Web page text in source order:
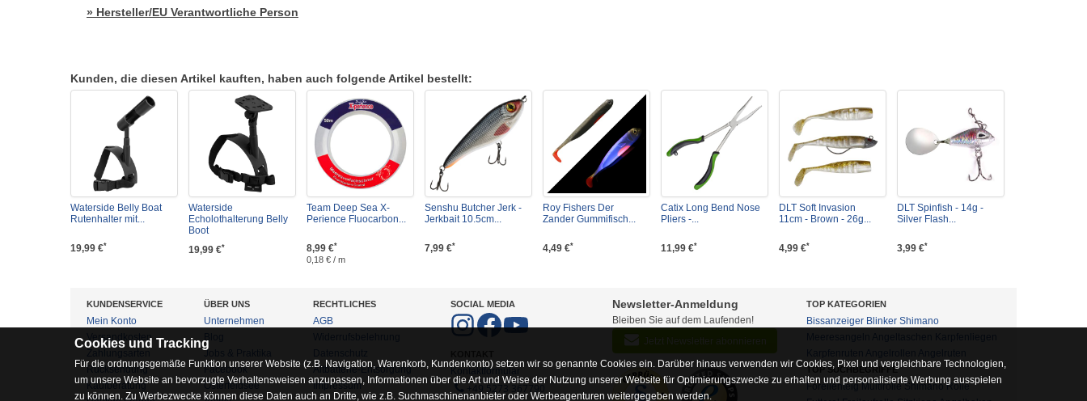
» Hersteller/EU Verantwortliche Person
Kunden, die diesen Artikel kauften, haben auch folgende Artikel bestellt:
Waterside Belly Boat
Rutenhalter mit...
19,99 €*
Waterside
Echolothalterung Belly
Boot
19,99 €*
Team Deep Sea X-
Perience Fluocarbon...
8,99 €*
0,18 € / m
Senshu Butcher Jerk -
Jerkbait 10.5cm...
7,99 €*
Roy Fishers Der
Zander Gummifisch...
4,49 €*
Catix Long Bend Nose
Pliers -...
11,99 €*
DLT Soft Invasion
11cm - Brown - 26g...
4,99 €*
DLT Spinfish - 14g -
Silver Flash...
3,99 €*
KUNDENSERVICE
Mein Konto
Versandkosten
Rücksendung
Kaufberatung
ÜBER UNS
Unternehmen
Jobs & Praktika
Facebook
Osterfeldsee
RECHTLICHES
AGB
Altbatterie-Entsorgung
Impressum
SOCIAL MEDIA
Kontaktformular
Newsletter-Anmeldung
Bleiben Sie auf dem Laufenden!
Jetzt Newsletter abonnieren
TOP KATEGORIEN
Bissanzeiger Blinker Shimano
TOP SUCHBEGRIFFE
Forellenteig Multirolle Shimano Rolle
Cookies und Tracking
Für die ordnungsgemäße Funktion unserer Website (z.B. Navigation, Warenkorb, Kundenkonto) setzen wir so genannte Cookies ein. Darüber hinaus verwenden wir Cookies, Pixel und vergleichbare Technologien,
um unsere Website an bevorzugte Verhaltensweisen anzupassen, Informationen über die Art und Weise der Nutzung unserer Website für Optimierungszwecke zu erhalten und personalisierte Werbung ausspielen
zu können. Zu Werbezwecke können diese Daten auch an Dritte, wie z.B. Suchmaschinenanbieter oder Werbeagenturen weitergegeben werden.